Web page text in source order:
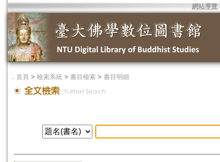
網站導覽
． 首頁 > 檢索系統 > 書目檢索 > 書目明細